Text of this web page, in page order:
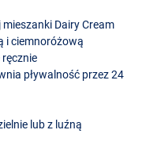
Dairy Cream
i ciemnoróżową
pływalność przez 24
lub z luźną